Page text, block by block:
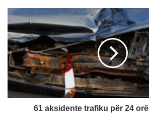
61
aksidente
trafiku
për
24
orë
në
Kosovë
61 aksidente trafiku për 24